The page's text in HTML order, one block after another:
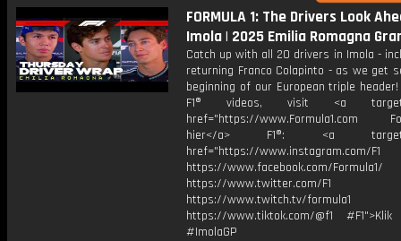
FORMULA 1: The Drivers Look
Imola | 2025 Emilia Romagna
Catch up with all 20 drivers in Imola -
returning Franco Colapinto - as we get
beginning of our European triple
F1® videos, visit <a
href="https://www.Formula1.com
hier</a> F1®: <a
href="https://www.instagram.com/F1
https://www.facebook.com/Formula1/
https://www.twitter.com/F1
https://www.twitch.tv/formula1
https://www.tiktok.com/@f1
#ImolaGP